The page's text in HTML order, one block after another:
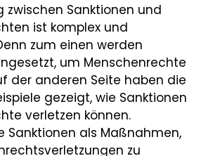
zwischen Sanktionen und
ist komplex und
zum einen werden
um Menschenrechte
der anderen Seite haben die
gezeigt, wie Sanktionen
verletzen können.
Sanktionen als Maßnahmen,
zu